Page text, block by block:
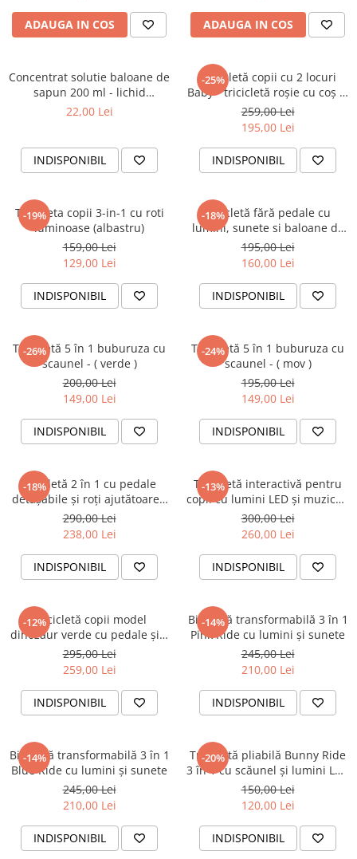
ADAUGA IN COS ADAUGA IN COS
Concentrat solutie baloane de
sapun 200 ml - lichid
concentrat 1:10
22,00 Lei
INDISPONIBIL
-25%
Tricicletă copii cu 2 locuri
Baby - tricicletă roșie cu coș și
roți EVA
259,00 Lei
195,00 Lei
INDISPONIBIL
-19%
Trotineta copii 3-in-1 cu roti
luminoase (albastru)
159,00 Lei
129,00 Lei
INDISPONIBIL
-18%
Bicicletă fără pedale cu
lumini, sunete si baloane de
sapun - portocaliu
195,00 Lei
160,00 Lei
INDISPONIBIL
-26%
Trotinetă 5 în 1 buburuza cu
scaunel - ( verde )
200,00 Lei
149,00 Lei
INDISPONIBIL
-24%
Trotinetă 5 în 1 buburuza cu
scaunel - ( mov )
195,00 Lei
149,00 Lei
INDISPONIBIL
-18%
Bicicletă 2 în 1 cu pedale
detașabile și roți ajutătoare -
Crem
290,00 Lei
238,00 Lei
INDISPONIBIL
-13%
Tricicletă interactivă pentru
copii cu lumini LED și muzică -
Roz
300,00 Lei
260,00 Lei
INDISPONIBIL
-12%
Tricicletă copii model
dinozaur verde cu pedale și 3
roți
295,00 Lei
259,00 Lei
INDISPONIBIL
-14%
Bicicletă transformabilă 3 în 1
Pink Ride cu lumini și sunete
245,00 Lei
210,00 Lei
INDISPONIBIL
-14%
Bicicletă transformabilă 3 în 1
Blue Ride cu lumini și sunete
245,00 Lei
210,00 Lei
INDISPONIBIL
-20%
Trotinetă pliabilă Bunny Ride
3 în 1 cu scăunel și lumini LED
– Roz
150,00 Lei
120,00 Lei
INDISPONIBIL